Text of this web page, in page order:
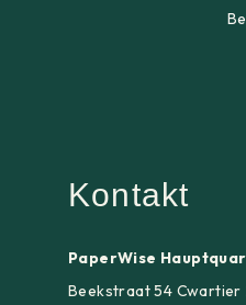
Kontakt
PaperWise
Beekstraat 54 Cwartier